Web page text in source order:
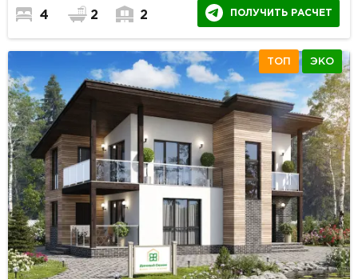
4 2 2 ПОЛУЧИТЬ РАСЧЕТ
ТОП ЭКО